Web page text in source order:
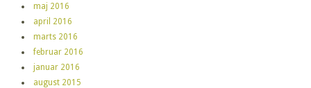
maj 2016
april 2016
marts 2016
februar 2016
januar 2016
august 2015